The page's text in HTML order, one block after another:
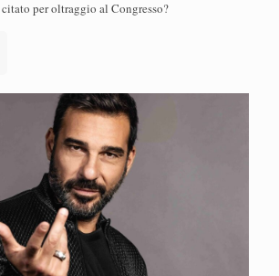
per oltraggio al Congresso?